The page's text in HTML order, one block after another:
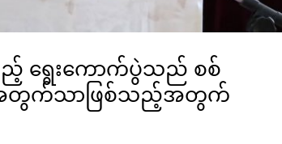
ရွေးကောက်ပွဲသည် စစ်
တွက်သာဖြစ်သည့်အတွက်